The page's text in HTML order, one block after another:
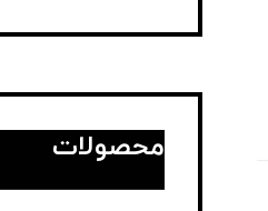
محصولات